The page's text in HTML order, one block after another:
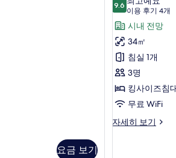
진
모
두
보
기
개,
내
전
망
자
세
보
기
요금 보기
스
룸,
킹
사
이
즈
침
대
9.69.6점 만점 중 10점
이용 후기 4개
(이
용
후
기
4
개)
시내 전망
34㎡
침실 1개
3명
킹사이즈침
무료 WiFi
자세히 보기
디